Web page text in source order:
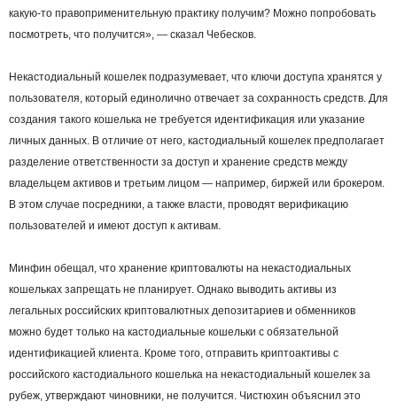
какую‑то правоприменительную практику получим? Можно попробовать
посмотреть, что получится», — сказал Чебесков.
Некастодиальный кошелек подразумевает, что ключи доступа хранятся у
пользователя, который единолично отвечает за сохранность средств. Для
создания такого кошелька не требуется идентификация или указание
личных данных. В отличие от него, кастодиальный кошелек предполагает
разделение ответственности за доступ и хранение средств между
владельцем активов и третьим лицом — например, биржей или брокером.
В этом случае посредники, а также власти, проводят верификацию
пользователей и имеют доступ к активам.
Минфин обещал, что хранение криптовалюты на некастодиальных
кошельках запрещать не планирует. Однако выводить активы из
легальных российских криптовалютных депозитариев и обменников
можно будет только на кастодиальные кошельки с обязательной
идентификацией клиента. Кроме того, отправить криптоактивы с
российского кастодиального кошелька на некастодиальный кошелек за
рубеж, утверждают чиновники, не получится. Чистюхин объяснил это